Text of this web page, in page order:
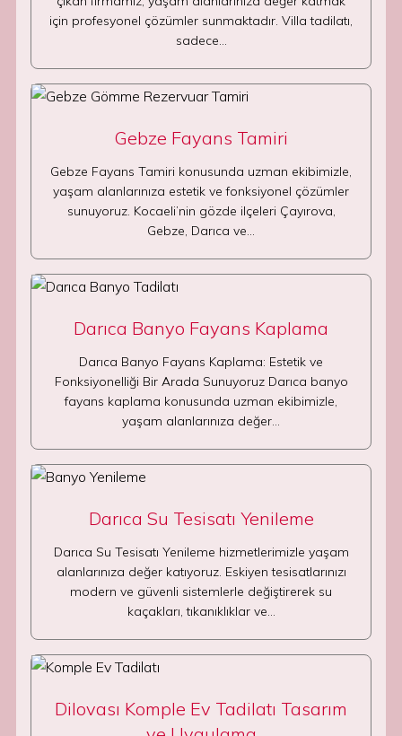
için profesyonel çözümler sunmaktadır. Villa tadilatı,
sadece…
Gebze Fayans Tamiri
Gebze Fayans Tamiri konusunda uzman ekibimizle,
yaşam alanlarınıza estetik ve fonksiyonel çözümler
sunuyoruz. Kocaeli’nin gözde ilçeleri Çayırova,
Gebze, Darıca ve…
Darıca Banyo Fayans Kaplama
Darıca Banyo Fayans Kaplama: Estetik ve
Fonksiyonelliği Bir Arada Sunuyoruz Darıca banyo
fayans kaplama konusunda uzman ekibimizle,
yaşam alanlarınıza değer…
Darıca Su Tesisatı Yenileme
Darıca Su Tesisatı Yenileme hizmetlerimizle yaşam
alanlarınıza değer katıyoruz. Eskiyen tesisatlarınızı
modern ve güvenli sistemlerle değiştirerek su
kaçakları, tıkanıklıklar ve…
Dilovası Komple Ev Tadilatı Tasarım